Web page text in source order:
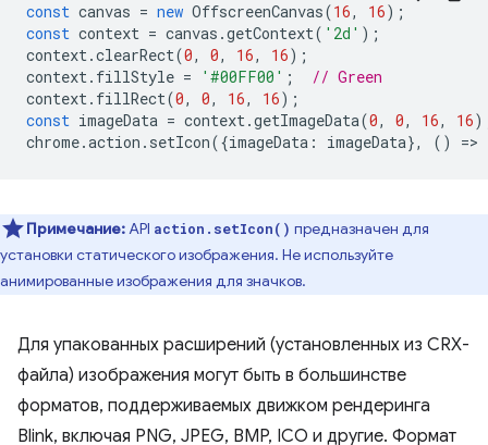
const canvas = new OffscreenCanvas(16, 16);
const context = canvas .getContext( '2d' );
context.clearRect(0, 0, 16, 16);
context. fillStyle = '#00FF00' ;
// Green
context. fillRect(0, 0, 16, 16);
const imageData = context.getImageData(0, 0, 16, 16
chrome.action . setIcon({imageData : imageData}, () =>
Примечание:API action.setIcon() предназначен для
установки статического изображения. Не используйте
анимированные изображения для значков.
Для упакованных расширений (установленных из CRX-
файла) изображения могут быть в большинстве
форматов, поддерживаемых движком рендеринга
Blink, включая PNG, JPEG, BMP, ICO и другие. Формат